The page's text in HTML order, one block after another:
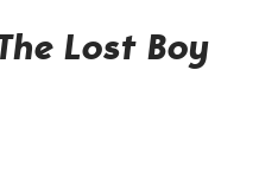
Lost Boy